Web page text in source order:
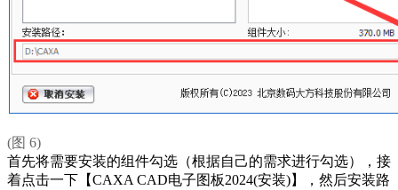
(图 6)
首先将需要安装的组件勾选（根据自己的需求进行勾选），接
着点击一下【CAXA CAD电子图板2024(安装)】，然后安装路